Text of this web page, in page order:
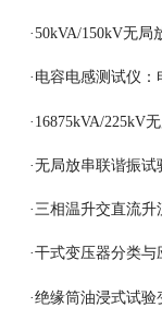
·50kVA/150kV无局
· 电容电感测试仪
· 16875kVA/225kV
·无局放串联谐振试
·三相温升交直流升
·干式变压器分类与
·绝缘筒油浸式试验